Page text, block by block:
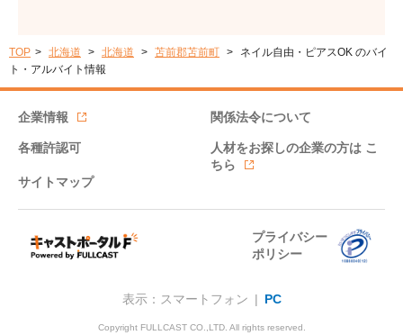
TOP 北海道 北海道 苫前郡苫前町
ネイル自由・ピアスOK のバイ
ト・アルバイト情報
企業情報 関係法令について
各種許認可 人材をお探しの企業の方は こ
ちら
サイトマップ
プライバシー
ポリシー
表示：スマートフォン | PC
Copyright FULLCAST CO.,LTD. All rights reserved.